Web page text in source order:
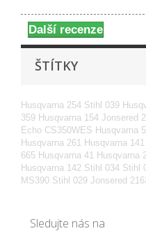
Další recenze
ŠTÍTKY
Husqvarna 254 Stihl 039
359 Husqvarna 154 Jonsered
Echo CS350WES Husqvarna
Husqvarna 261 Husqvarna 141
665 Husqvarna 41 Husqvarna
Husqvarna 142 Stihl 034 Stihl
MS390 Stihl 029 Jonsered
Sledujte nás na